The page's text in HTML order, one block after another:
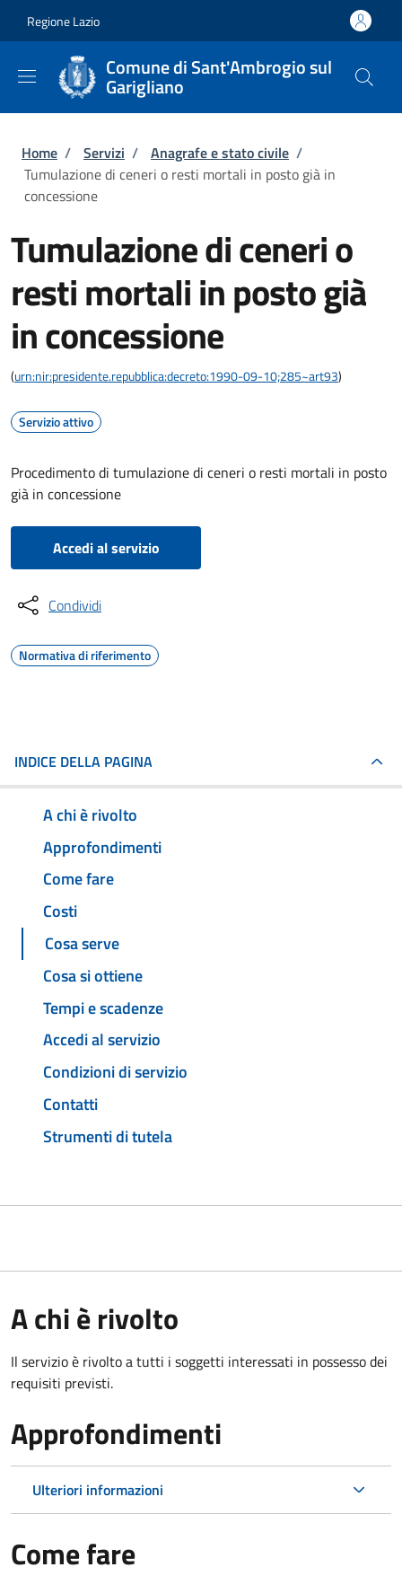
Regione Lazio
Comune di Sant'Ambrogio sul
Garigliano
Briciole di pane
Home / Servizi / Anagrafe e stato civile /
Tumulazione di ceneri o resti mortali in posto già in
concessione
Tumulazione di ceneri o
resti mortali in posto già
in concessione
(urn:nir:presidente.repubblica:decreto:1990-09-10;285~art93)
Servizio attivo
Procedimento di tumulazione di ceneri o resti mortali in posto
già in concessione
Accedi al servizio
Condividi
Normativa di riferimento
INDICE DELLA PAGINA
A chi è rivolto
Approfondimenti
Come fare
Costi
Cosa serve
Cosa si ottiene
Tempi e scadenze
Accedi al servizio
Condizioni di servizio
Contatti
Strumenti di tutela
A chi è rivolto
Il servizio è rivolto a tutti i soggetti interessati in possesso dei
requisiti previsti.
Approfondimenti
Ulteriori informazioni
Come fare